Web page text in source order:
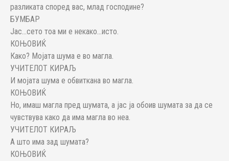
разликата според вас, млад господине?
БУМБАР
Јас…сето тоа ми е некако…исто.
КОЊОВИЌ
Како? Мојата шума е во магла.
УЧИТЕЛОТ КИРАЉ
И мојата шума е обвиткана во магла.
КОЊОВИЌ
Но, имаш магла пред шумата, а јас ја обоив шумата за да се
чувствува како да има магла во неа.
УЧИТЕЛОТ КИРАЉ
А што има зад шумата?
КОЊОВИЌ